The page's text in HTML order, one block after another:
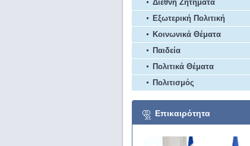
Διεθνή Ζητήματα
Εξωτερική Πολιτική
Κοινωνικά Θέματα
Παιδεία
Πολιτικά Θέματα
Πολιτισμός
Επικαιρότητα